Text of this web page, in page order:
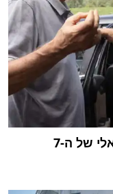
מול החרם התרבותי: הסיפור הישראלי של ה-7